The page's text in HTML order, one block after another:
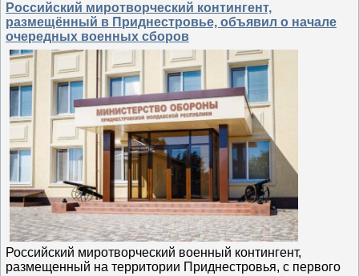
Российский миротворческий контингент,
размещённый в Приднестровье, объявил о начале
очередных военных сборов
Российский миротворческий военный контингент,
размещенный на территории Приднестровья, с первого